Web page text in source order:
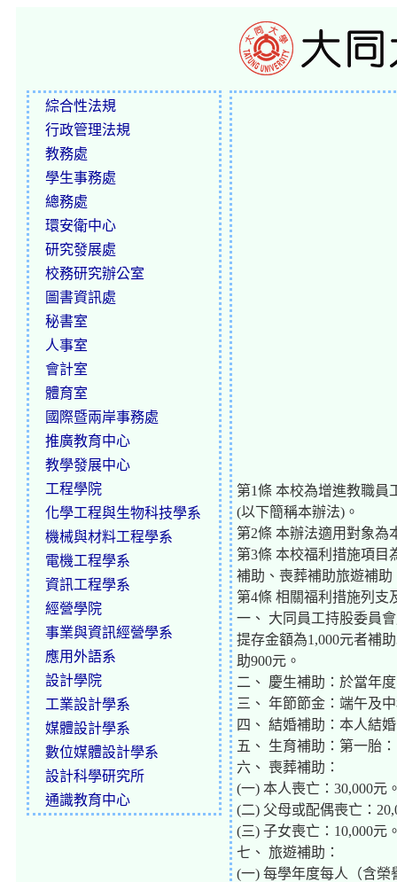
綜合性法規
行政管理法規
教務處
學生事務處
總務處
環安衛中心
研究發展處
校務研究辦公室
圖書資訊處
秘書室
人事室
會計室
體育室
國際暨兩岸事務處
推廣教育中心
教學發展中心
工程學院
化學工程與生物科技學系
機械與材料工程學系
電機工程學系
資訊工程學系
經營學院
事業與資訊經營學系
應用外語系
設計學院
工業設計學系
媒體設計學系
數位媒體設計學系
設計科學研究所
通識教育中心
第1條 本校為增進教職員
(以下簡稱本辦法)。
第2條 本辦法適用對象為
第3條 本校福利措施項目
補助、喪葬補助旅遊補
第4條 相關福利措施列支
一、 大同員工持股委員
提存金額為1,000元者補
助900元。
二、 慶生補助：於當年
三、 年節節金：端午及
四、 結婚補助：本人結
五、 生育補助：第一胎
六、 喪葬補助：
(一) 本人喪亡：30,000元
(二) 父母或配偶喪亡：
(三) 子女喪亡：10,000元
七、 旅遊補助：
(一) 每學年度每人（含榮